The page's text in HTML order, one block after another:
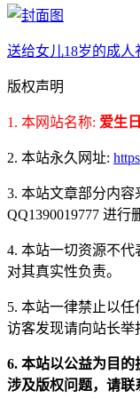
送给女儿18岁的成人
版权声明
1. 本网站名称: 爱生
2. 本站永久网址:
3. 本站文章部分内
QQ1390019777 进行
4. 本站一切资源不
对其真实性负责。
5. 本站一律禁止以任
访客发现请向站长举
6. 本站以公益为目
涉及版权问题，请联